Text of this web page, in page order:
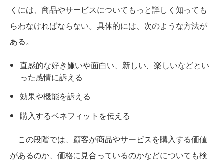
くには、商品やサービスについてもっと詳しく知っても
らわなければならない。具体的には、次のような方法が
ある。
直感的な好き嫌いや面白い、新しい、楽しいなどとい
った感情に訴える
効果や機能を訴える
購入するベネフィットを伝える
この段階では、顧客が商品やサービスを購入する価値
があるのか、価格に見合っているのかなどについても検